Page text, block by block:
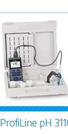
ProfiLine pH